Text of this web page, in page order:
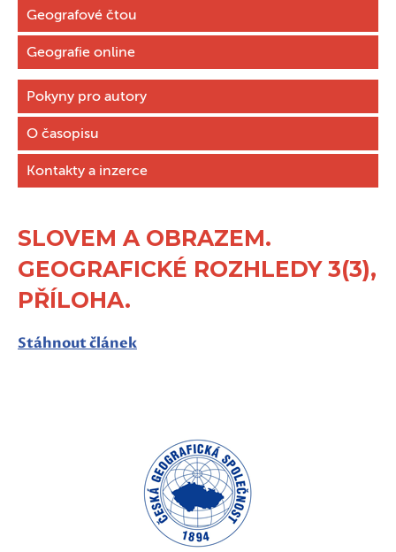
Geografové čtou
Geografie online
Pokyny pro autory
O časopisu
Kontakty a inzerce
SLOVEM A OBRAZEM.
GEOGRAFICKÉ ROZHLEDY 3(3),
PŘÍLOHA.
Stáhnout článek